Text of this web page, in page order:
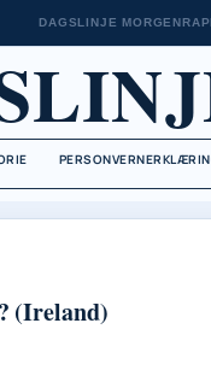
DAGSLINJE
(Ireland)